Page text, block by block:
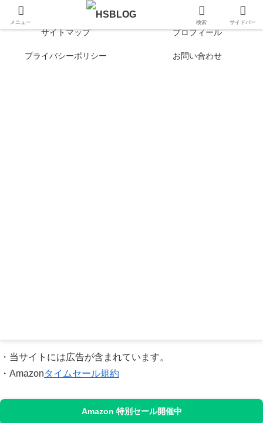
Hibi no Shikou | 最新トレンドで知るシンプルライフと自己成長
サイトマップ プロフィール
プライバシーポリシー お問い合わせ
・当サイトには広告が含まれています。
・Amazonタイムセール規約
Amazon 特別セール開催中
メニュー 検索 サイドバー